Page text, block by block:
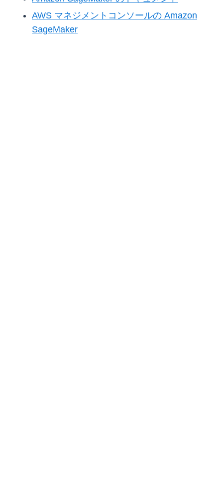
AWS マネジメントコンソールの Amazon
SageMaker